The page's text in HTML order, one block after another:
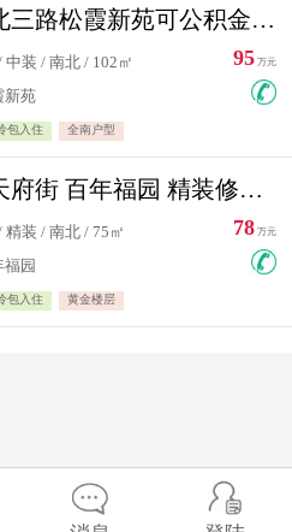
松霞路北三路松霞新苑可公积金贷款北小区南北通透住宅急售
中装 / 南北 / 102㎡
新苑
包入住 全南户型
95 万元
松霞路天府街 百年福园 精装修住宅急售
精装 / 南北 / 75㎡
福园
包入住 黄金楼层
78 万元